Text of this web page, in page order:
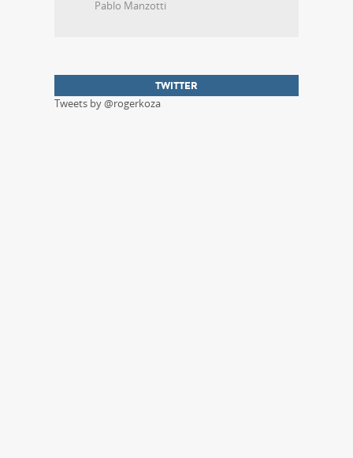
Pablo Manzotti
TWITTER
Tweets by @rogerkoza